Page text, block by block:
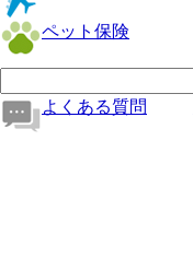
ペット保険
よくある質問